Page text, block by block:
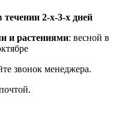
2-х-3-х дней
и растениями: весной в
звонок менеджера.